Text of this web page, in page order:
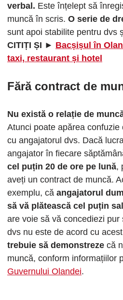
verbal. Este înțelept să
muncă în scris. O serie de
sunt apoi stabilite pentru dvs
CITIȚI ȘI ► Bacșișul în
taxi, restaurant și hotel
Fără contract de
Nu există o relație de
Atunci poate apărea
cu angajatorul dvs. Dacă
angajator în fiecare
cel puțin 20 de ore pe lună,
aveți un contract de muncă.
exemplu, că angajatorul
să vă plătească cel puțin
are voie să vă concediezi pur
dvs nu este de acord cu
trebuie să demonstreze că
muncă, conform informațiilor
Guvernului Olandei.